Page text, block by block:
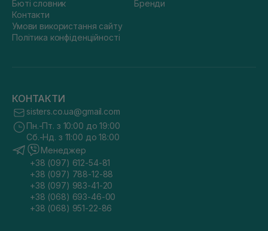
Бюті словник
Контакти
Умови використання сайту
Політика конфіденційності
Бренди
КОНТАКТИ
sisters.co.ua@gmail.com
Пн.-Пт. з 10:00 до 19:00
Сб.-Нд. з 11:00 до 18:00
Менеджер
+38 (097) 612-54-81
+38 (097) 788-12-88
+38 (097) 983-41-20
+38 (068) 693-46-00
+38 (068) 951-22-86